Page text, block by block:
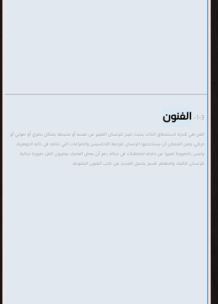
1-3- الفنون
الفن هي قدرة لاستنطاق الذات بحيث تتيح للإنسان التعبير عن نفسه أو محيطه بشكل بصري أو صوتي أو
حركي، ومن الممكن أن يستخدمها الإنسان لترجمة الأحاسيس والصراعات التي تنتابه في ذاته الجوهرية،
وليس بالضرورة تعبيرا عن حاجته لمتطلبات في حياته رغم أن بعض العلماء يعتبرون الفن ضرورة حياتية
للإنسان كالماء والطعام. قسم يشمل العديد من كتب الفنون المتنوعة.